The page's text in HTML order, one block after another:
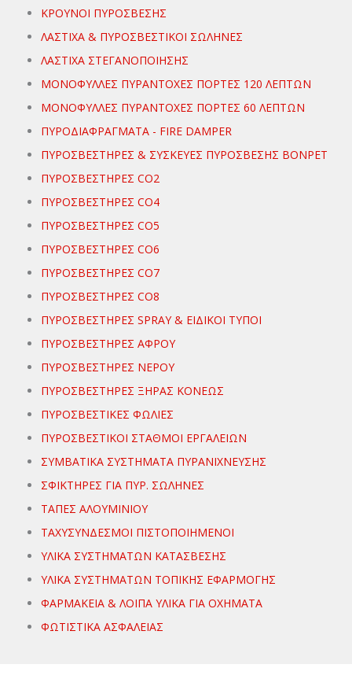
ΚΡΟΥΝΟΙ ΠΥΡΟΣΒΕΣΗΣ
ΛΑΣΤΙΧΑ & ΠΥΡΟΣΒΕΣΤΙΚΟΙ ΣΩΛΗΝΕΣ
ΛΑΣΤΙΧΑ ΣΤΕΓΑΝΟΠΟΙΗΣΗΣ
ΜΟΝΟΦΥΛΛΕΣ ΠΥΡΑΝΤΟΧΕΣ ΠΟΡΤΕΣ 120 ΛΕΠΤΩΝ
ΜΟΝΟΦΥΛΛΕΣ ΠΥΡΑΝΤΟΧΕΣ ΠΟΡΤΕΣ 60 ΛΕΠΤΩΝ
ΠΥΡΟΔΙΑΦΡΑΓΜΑΤΑ - FIRE DAMPER
ΠΥΡΟΣΒΕΣΤΗΡΕΣ & ΣΥΣΚΕΥΕΣ ΠΥΡΟΣΒΕΣΗΣ ΒΟΝΡΕΤ
ΠΥΡΟΣΒΕΣΤΗΡΕΣ CO2
ΠΥΡΟΣΒΕΣΤΗΡΕΣ CO4
ΠΥΡΟΣΒΕΣΤΗΡΕΣ CO5
ΠΥΡΟΣΒΕΣΤΗΡΕΣ CO6
ΠΥΡΟΣΒΕΣΤΗΡΕΣ CO7
ΠΥΡΟΣΒΕΣΤΗΡΕΣ CO8
ΠΥΡΟΣΒΕΣΤΗΡΕΣ SPRAY & ΕΙΔΙΚΟΙ ΤΥΠΟΙ
ΠΥΡΟΣΒΕΣΤΗΡΕΣ ΑΦΡΟΥ
ΠΥΡΟΣΒΕΣΤΗΡΕΣ ΝΕΡΟΥ
ΠΥΡΟΣΒΕΣΤΗΡΕΣ ΞΗΡΑΣ ΚΟΝΕΩΣ
ΠΥΡΟΣΒΕΣΤΙΚΕΣ ΦΩΛΙΕΣ
ΠΥΡΟΣΒΕΣΤΙΚΟΙ ΣΤΑΘΜΟΙ ΕΡΓΑΛΕΙΩΝ
ΣΥΜΒΑΤΙΚΑ ΣΥΣΤΗΜΑΤΑ ΠΥΡΑΝΙΧΝΕΥΣΗΣ
ΣΦΙΚΤΗΡΕΣ ΓΙΑ ΠΥΡ. ΣΩΛΗΝΕΣ
ΤΑΠΕΣ ΑΛΟΥΜΙΝΙΟΥ
ΤΑΧΥΣΥΝΔΕΣΜΟΙ ΠΙΣΤΟΠΟΙΗΜΕΝΟΙ
ΥΛΙΚΑ ΣΥΣΤΗΜΑΤΩΝ ΚΑΤΑΣΒΕΣΗΣ
ΥΛΙΚΑ ΣΥΣΤΗΜΑΤΩΝ ΤΟΠΙΚΗΣ ΕΦΑΡΜΟΓΗΣ
ΦΑΡΜΑΚΕΙΑ & ΛΟΙΠΑ ΥΛΙΚΑ ΓΙΑ ΟΧΗΜΑΤΑ
ΦΩΤΙΣΤΙΚΑ ΑΣΦΑΛΕΙΑΣ